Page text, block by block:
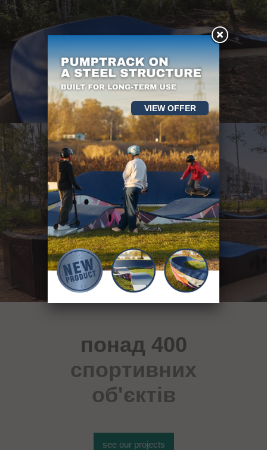
понад 400
спортивних
об'єктів
see our projects
VIEW OFFER